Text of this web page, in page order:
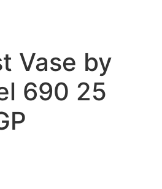
Vase by
690 25